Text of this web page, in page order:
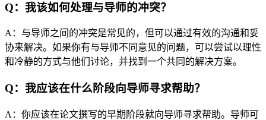
Q：我该如何处理与导师的冲突？
A：与导师之间的冲突是常见的，但可以通过有效的沟通和妥
协来解决。如果你有与导师不同意见的问题，可以尝试以理性
和冷静的方式与他们讨论，并找到一个共同的解决方案。
Q：我应该在什么阶段向导师寻求帮助？
A：你应该在论文撰写的早期阶段就向导师寻求帮助。导师可